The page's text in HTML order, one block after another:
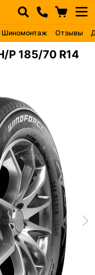
Шиномонтаж Отзывы
P 185/70 R14